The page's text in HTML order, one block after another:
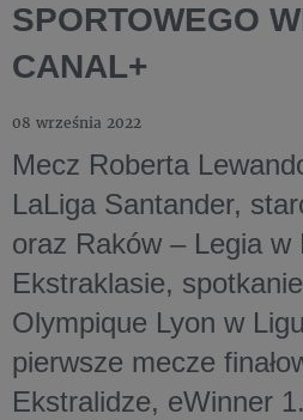
SPORTOWEGO
CANAL+
08 września 2022
Mecz Roberta
LaLiga Santander,
oraz Raków – Legia w
Ekstraklasie,
Olympique Lyon w
pierwsze mecze
Ekstralidze, eWinner